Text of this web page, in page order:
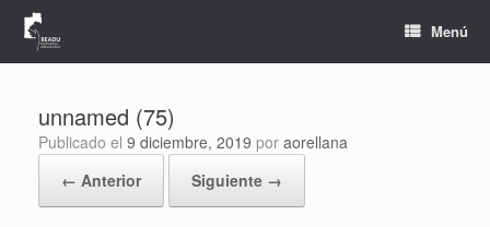
Saltar
contenido
Menú
unnamed (75)
Publicado el 9 diciembre, 2019 por aorellana
← Anterior
Siguiente →